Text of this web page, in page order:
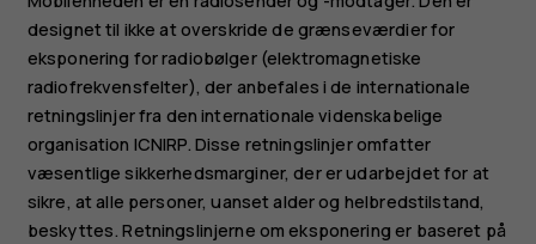
(2024)
designet til ikke at overskride de grænseværdier for
eksponering for radiobølger (elektromagnetiske
radiofrekvensfelter), der anbefales i de internationale
retningslinjer fra den internationale videnskabelige
organisation ICNIRP. Disse retningslinjer omfatter
væsentlige sikkerhedsmarginer, der er udarbejdet for at
sikre, at alle personer, uanset alder og helbredstilstand,
beskyttes. Retningslinjerne om eksponering er baseret på